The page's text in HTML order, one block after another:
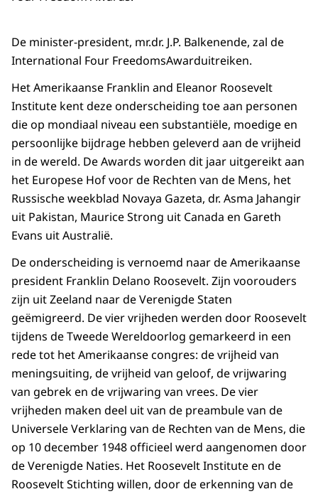
De minister-president, mr.dr. J.P. Balkenende, zal de
International Four FreedomsAwarduitreiken.
Het Amerikaanse Franklin and Eleanor Roosevelt
Institute kent deze onderscheiding toe aan personen
die op mondiaal niveau een substantiële, moedige en
persoonlijke bijdrage hebben geleverd aan de vrijheid
in de wereld. De Awards worden dit jaar uitgereikt aan
het Europese Hof voor de Rechten van de Mens, het
Russische weekblad Novaya Gazeta, dr. Asma Jahangir
uit Pakistan, Maurice Strong uit Canada en Gareth
Evans uit Australië.
De onderscheiding is vernoemd naar de Amerikaanse
president Franklin Delano Roosevelt. Zijn voorouders
zijn uit Zeeland naar de Verenigde Staten
geëmigreerd. De vier vrijheden werden door Roosevelt
tijdens de Tweede Wereldoorlog gemarkeerd in een
rede tot het Amerikaanse congres: de vrijheid van
meningsuiting, de vrijheid van geloof, de vrijwaring
van gebrek en de vrijwaring van vrees. De vier
vrijheden maken deel uit van de preambule van de
Universele Verklaring van de Rechten van de Mens, die
op 10 december 1948 officieel werd aangenomen door
de Verenigde Naties. Het Roosevelt Institute en de
Roosevelt Stichting willen, door de erkenning van de